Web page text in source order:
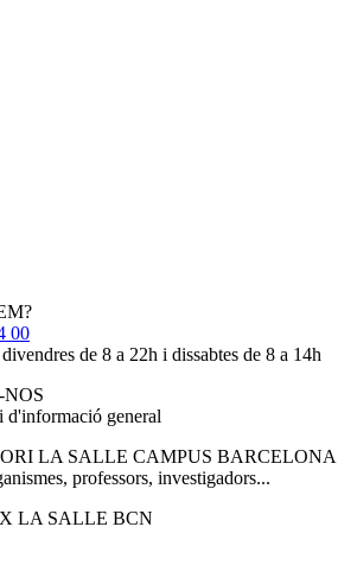
00
de 8 a 22h i dissabtes de 8 a 14h
d'informació general
LA SALLE CAMPUS BARCELONA
professors, investigadors...
LA SALLE BCN